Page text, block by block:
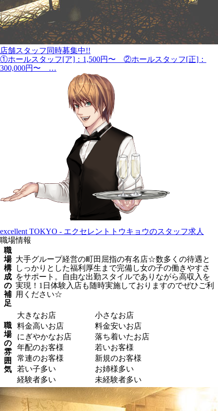
店舗スタッフ同時募集中!!
①ホールスタッフ[ア]：1,500円〜 ②ホールスタッフ[正]：
300,000円〜 …
excellent TOKYO - エクセレントトウキョウのスタッフ求人
職場情報
職
場
構
成
の
補
足
大手グループ経営の町田屈指の有名店☆数多くの待遇と
しっかりとした福利厚生まで完備し女の子の働きやすさ
をサポート。自由な出勤スタイルでありながら高収入を
実現！1日体験入店も随時実施しておりますのでぜひご利
用ください☆
職
場
の
雰
囲
気
大きなお店
小さなお店
料金高いお店
料金安いお店
にぎやかなお店
落ち着いたお店
年配のお客様
若いお客様
常連のお客様
新規のお客様
若い子多い
お姉様多い
経験者多い
未経験者多い